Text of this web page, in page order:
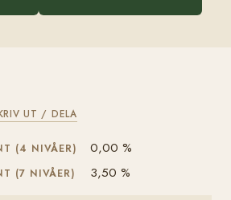
UT / DELA
(4 NIVÅER) 0,00 %
(7 NIVÅER) 3,50 %